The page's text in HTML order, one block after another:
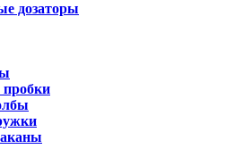
дозаторы